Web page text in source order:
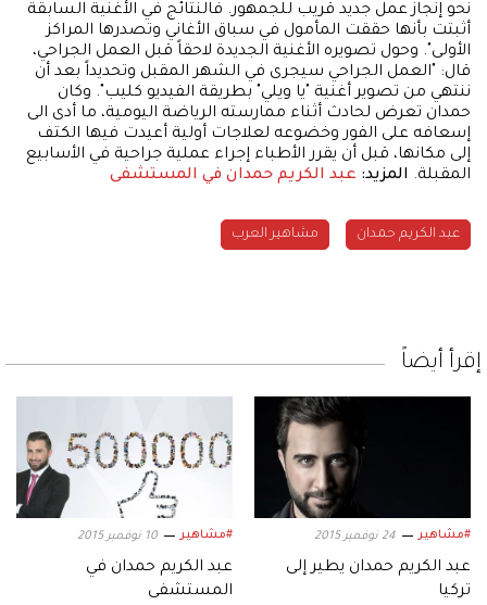
نحو إنجاز عمل جديد قريب للجمهور. فالنتائج في الأغنية السابقة
أثبتت بأنها حققت المأمول في سباق الأغاني وتصدرها المراكز
الأولى". وحول تصويره الأغنية الجديدة لاحقاً قبل العمل الجراحي،
قال: "العمل الجراحي سيجرى في الشهر المقبل وتحديداً بعد أن
ننتهي من تصوير أغنية "يا ويلي" بطريقة الفيديو كليب". وكان
حمدان تعرض لحادث أثناء ممارسته الرياضة اليومية، ما أدى الى
إسعافه على الفور وخضوعه لعلاجات أولية أعيدت فيها الكتف
إلى مكانها، قبل أن يقرر الأطباء إجراء عملية جراحية في الأسابيع
المقبلة. المزيد: عبد الكريم حمدان في المستشفى
عبد الكريم حمدان مشاهير العرب
إقرأ أيضاً
#مشاهير 24 نوفمبر 2015
عبد الكريم حمدان يطير إلى
تركيا
#مشاهير 10 نوفمبر 2015
عبد الكريم حمدان في
المستشفى